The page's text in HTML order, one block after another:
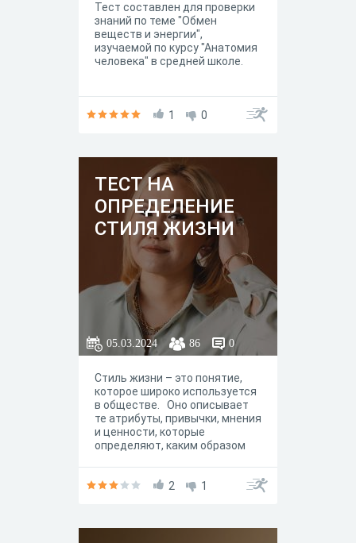
Тест составлен для проверки
знаний по теме "Обмен
веществ и энергии",
изучаемой по курсу "Анатомия
человека" в средней школе.
1 0
ТЕСТ НА
ОПРЕДЕЛЕНИЕ
СТИЛЯ ЖИЗНИ
05.03.2024 86 0
Стиль жизни – это понятие,
которое широко используется
в обществе. Оно описывает
те атрибуты, привычки, мнения
и ценности, которые
определяют, каким образом
окружающим миром.После
следует изменить, чтобы
2 1